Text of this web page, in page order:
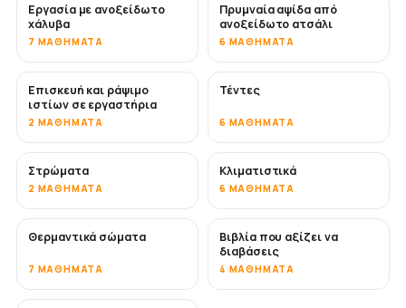
ΣΎΝΤΟΜΑ
Εργασία με ανοξείδωτο
χάλυβα
7 ΜΑΘΉΜΑΤΑ
Πρυμναία αψίδα από
ανοξείδωτο ατσάλι
6 ΜΑΘΉΜΑΤΑ
ΣΎΝΤΟΜΑ
Επισκευή και ράψιμο
ιστίων σε εργαστήρια
2 ΜΑΘΉΜΑΤΑ
Τέντες
6 ΜΑΘΉΜΑΤΑ
Στρώματα
2 ΜΑΘΉΜΑΤΑ
ΣΎΝΤΟΜΑ
Κλιματιστικά
6 ΜΑΘΉΜΑΤΑ
ΣΎΝΤΟΜΑ
Θερμαντικά σώματα
7 ΜΑΘΉΜΑΤΑ
ΣΎΝΤΟΜΑ
Βιβλία που αξίζει να
διαβάσεις
4 ΜΑΘΉΜΑΤΑ